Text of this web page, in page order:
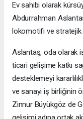
Ev sahibi olarak
Abdurrahman
lokomotifi ve stratejik
Aslantaş, oda olarak
ticari gelişime katkı
desteklemeyi
ve sanayi iş birliğinin
Zinnur Büyükgöz de